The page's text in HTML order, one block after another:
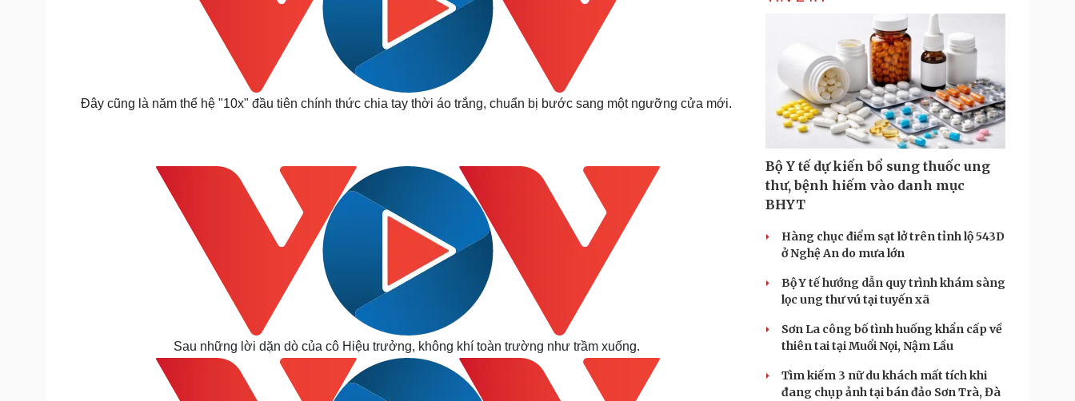
Đây cũng là năm thế hệ "10x" đầu tiên chính thức chia tay thời áo trắng, chuẩn bị bước sang một ngưỡng cửa mới.
Sau những lời dặn dò của cô Hiệu trưởng, không khí toàn trường như trầm xuống.
Bộ Y tế dự kiến bổ sung thuốc ung
thư, bệnh hiếm vào danh mục
BHYT
Hàng chục điểm sạt lở trên tỉnh lộ 543D
ở Nghệ An do mưa lớn
Bộ Y tế hướng dẫn quy trình khám sàng
lọc ung thư vú tại tuyến xã
Sơn La công bố tình huống khẩn cấp về
thiên tai tại Muổi Nọi, Nậm Lầu
Tìm kiếm 3 nữ du khách mất tích khi
đang chụp ảnh tại bán đảo Sơn Trà, Đà